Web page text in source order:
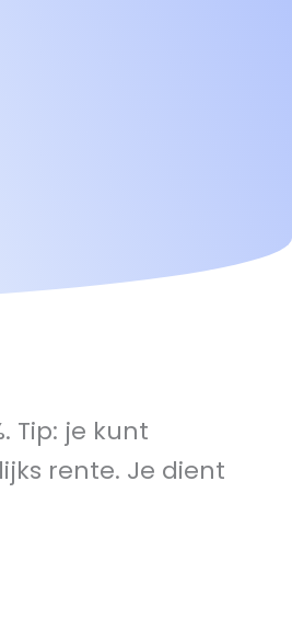
Tip: je kunt
rente. Je dient